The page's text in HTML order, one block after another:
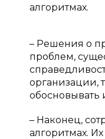
алгоритмах.
– Решения о
проблем,
организации,
обосновывать
– Наконец,
алгоритмах.